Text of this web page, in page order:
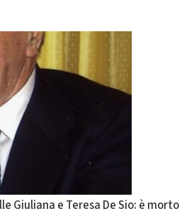
Giuliana e Teresa De Sio: è morto